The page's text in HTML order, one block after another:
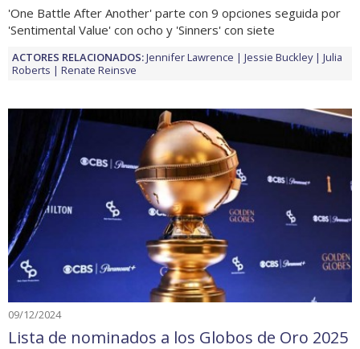
'One Battle After Another' parte con 9 opciones seguida por
'Sentimental Value' con ocho y 'Sinners' con siete
ACTORES RELACIONADOS:Jennifer Lawrence Jessie Buckley
Julia
Roberts
Renate Reinsve
09/12/2024
Lista de nominados a los Globos de Oro 2025